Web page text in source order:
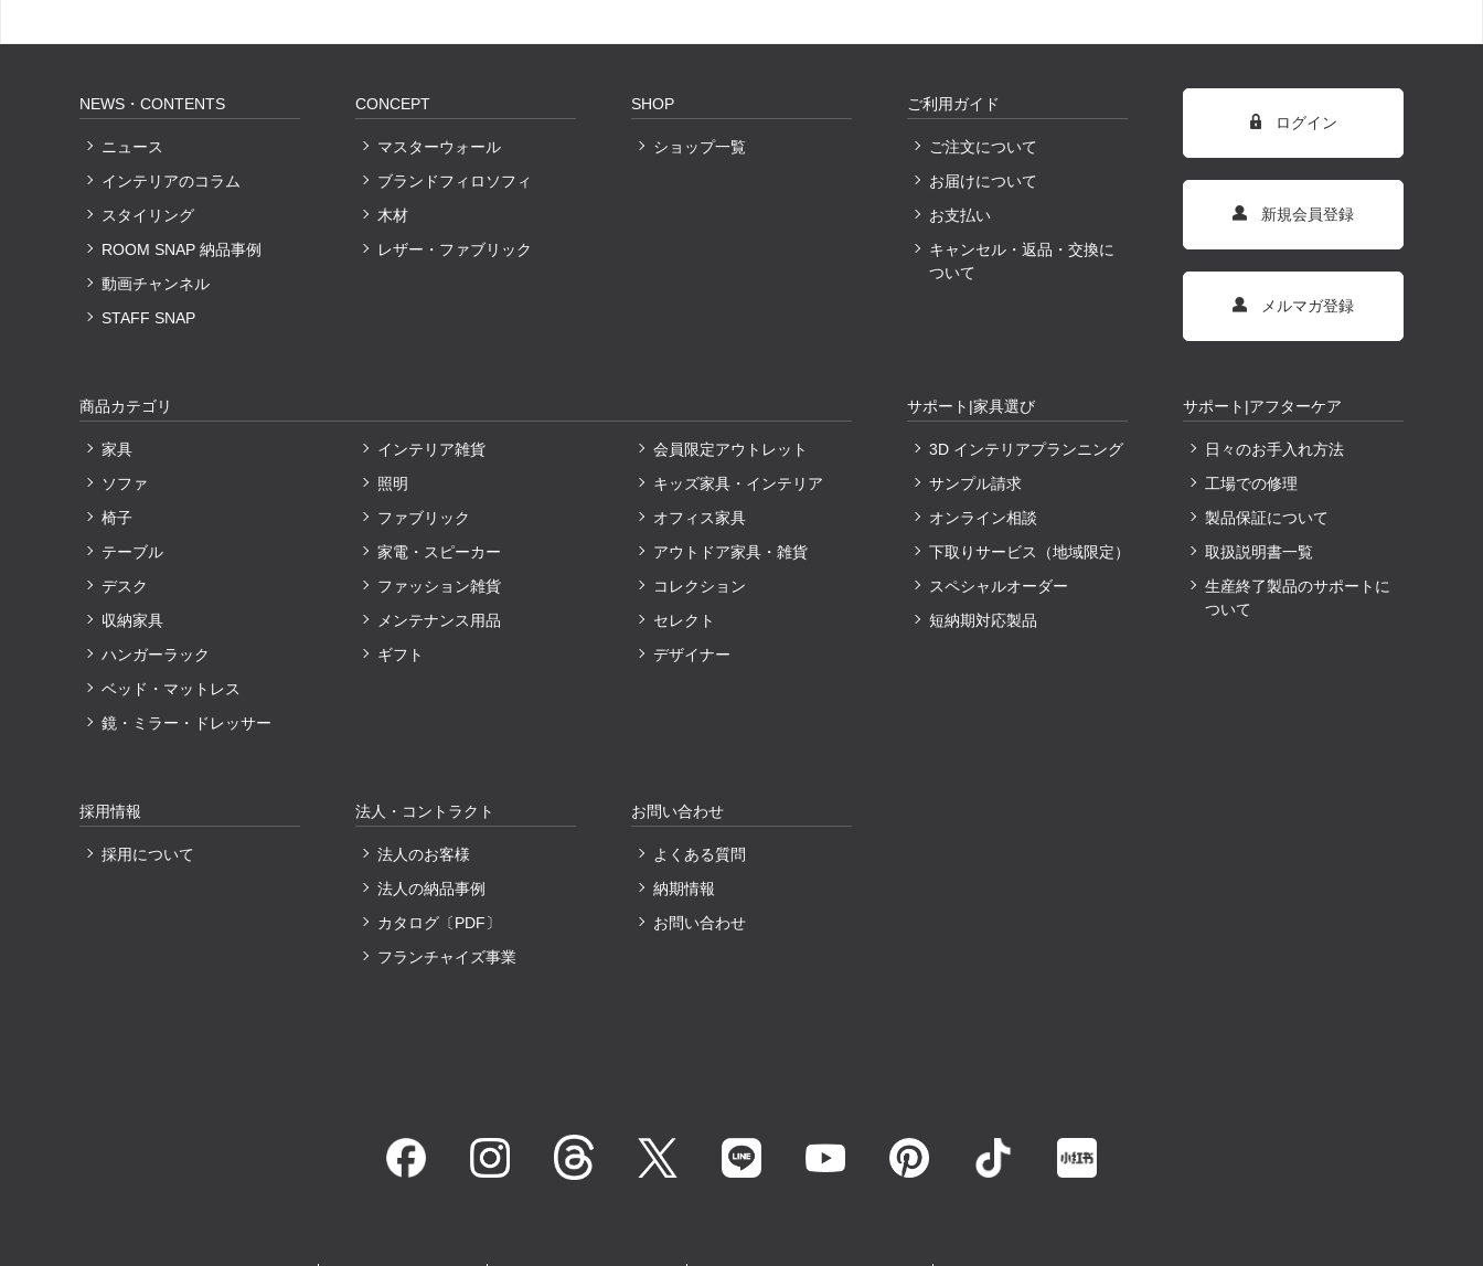
NEWS・CONTENTS
ニュース
インテリアのコラム
スタイリング
ROOM SNAP 納品事例
動画チャンネル
STAFF SNAP
CONCEPT
マスターウォール
ブランドフィロソフィ
木材
レザー・ファブリック
SHOP
ショップ一覧
ご利用ガイド
ご注文について
お届けについて
お支払い
キャンセル・返品・交換に
ついて
ログイン
新規会員登録
メルマガ登録
商品カテゴリ
家具
ソファ
椅子
テーブル
デスク
収納家具
ハンガーラック
ベッド・マットレス
鏡・ミラー・ドレッサー
インテリア雑貨
照明
ファブリック
家電・スピーカー
ファッション雑貨
メンテナンス用品
ギフト
会員限定アウトレット
キッズ家具・インテリア
オフィス家具
アウトドア家具・雑貨
コレクション
セレクト
デザイナー
サポート|家具選び
3D インテリアプランニング
サンプル請求
オンライン相談
下取りサービス（地域限定）
スペシャルオーダー
短納期対応製品
サポート|アフターケア
日々のお手入れ方法
工場での修理
製品保証について
取扱説明書一覧
生産終了製品のサポートに
ついて
採用情報
採用について
法人・コントラクト
法人のお客様
法人の納品事例
カタログ〔PDF〕
フランチャイズ事業
お問い合わせ
よくある質問
納期情報
お問い合わせ